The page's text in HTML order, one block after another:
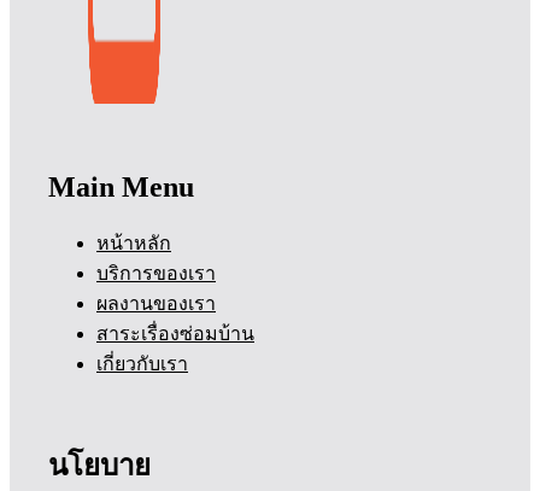
Main Menu
หน้าหลัก
บริการของเรา
ผลงานของเรา
สาระเรื่องซ่อมบ้าน
เกี่ยวกับเรา
นโยบาย